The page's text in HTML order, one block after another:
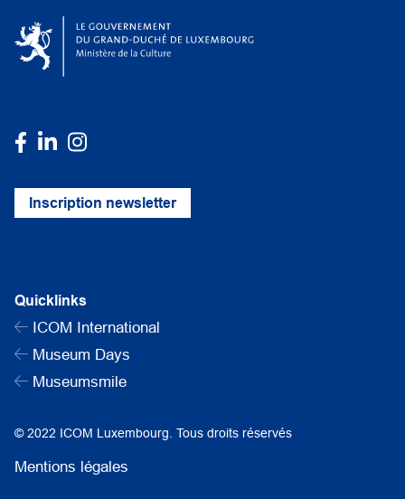
Inscription newsletter
Quicklinks
ICOM International
Museum Days
Museumsmile
© 2022 ICOM Luxembourg. Tous droits réservés
Mentions légales